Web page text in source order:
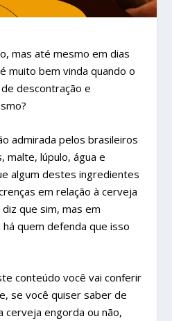
mas até mesmo em dias
muito bem vinda quando o
descontração e
admirada pelos brasileiros
malte, lúpulo, água e
algum destes ingredientes
em relação à cerveja
que sim, mas em
quem defenda que isso
conteúdo você vai conferir
se você quiser saber de
cerveja engorda ou não,